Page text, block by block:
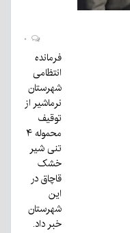
فرمانده
انتظامی
شهرستان
نرماشیر از
توقیف
محموله ۴
تنی شیر
خشک
قاچاق در
این
شهرستان
خبر داد.